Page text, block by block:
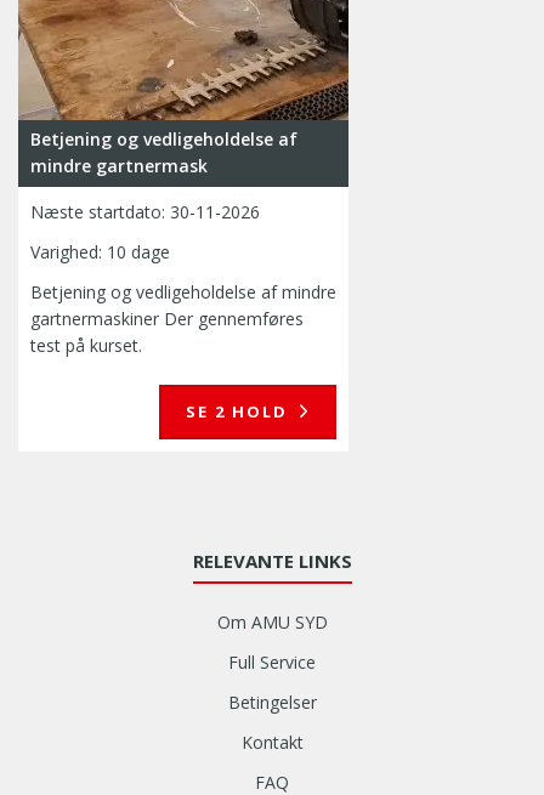
Betjening og vedligeholdelse af
mindre gartnermask
Næste startdato: 30-11-2026
Varighed: 10 dage
Betjening og vedligeholdelse af mindre
gartnermaskiner Der gennemføres
test på kurset.
SE 2 HOLD
RELEVANTE LINKS
Om AMU SYD
Full Service
Betingelser
Kontakt
FAQ